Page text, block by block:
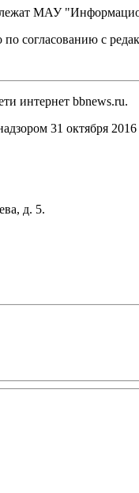
МАУ
согласованию с
интернет bbnews.ru.
31 октября 2016
д. 5.